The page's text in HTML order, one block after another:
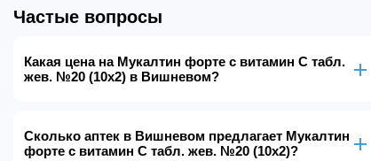
Частые вопросы
Какая цена на Мукалтин форте с витамин С табл.
жев. №20 (10х2) в Вишневом?
Сколько аптек в Вишневом предлагает Мукалтин
форте с витамин С табл. жев. №20 (10х2)?